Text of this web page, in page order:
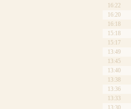
16:22
16:20
16:18
15:18
15:17
13:49
13:45
13:40
13:38
13:36
13:33
13:30